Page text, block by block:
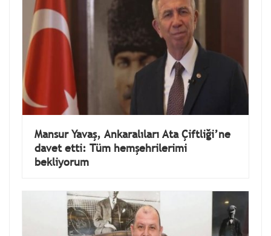
Mansur Yavaş, Ankaralıları Ata Çiftliği’ne
davet etti: Tüm hemşehrilerimi
bekliyorum